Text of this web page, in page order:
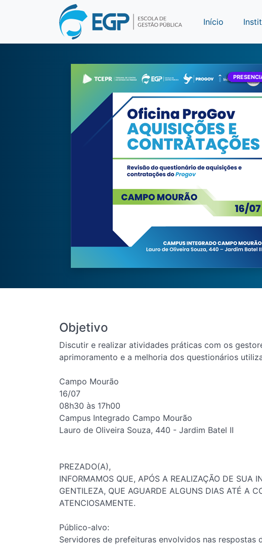
Início
Objetivo
Discutir e realizar atividades práticas com os
aprimoramento e a melhoria dos questionários
Campo Mourão
16/07
08h30 às 17h00
Campus Integrado Campo Mourão
Lauro de Oliveira Souza, 440 - Jardim Batel II
PREZADO(A),
INFORMAMOS QUE, APÓS A REALIZAÇÃO DE SUA
GENTILEZA, QUE AGUARDE ALGUNS DIAS ATÉ A
ATENCIOSAMENTE.
Público-alvo:
Servidores de prefeituras envolvidos nas respostas